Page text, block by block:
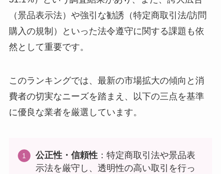
（景品表示法）や強引な勧誘（特定商取引法/訪問
購入の規制）といった法令遵守に関する課題も依
然として重要です。
このランキングでは、最新の市場拡大の傾向と消
費者の切実なニーズを踏まえ、以下の三点を基準
に優良な業者を厳選しています。
公正性・信頼性：特定商取引法や景品表
示法を厳守し、透明性の高い取引を行っ